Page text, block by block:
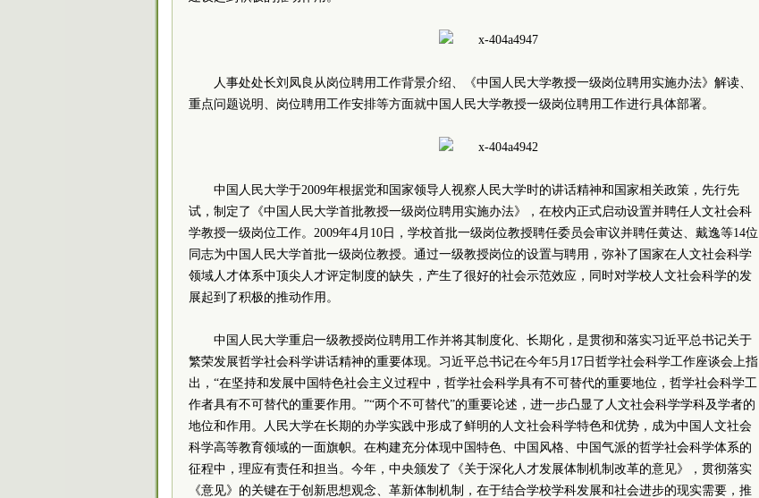
人事处处长刘凤良从岗位聘用工作背景介绍、《中国人民大学教授一级岗位聘用实施办法》解读、
重点问题说明、岗位聘用工作安排等方面就中国人民大学教授一级岗位聘用工作进行具体部署。
中国人民大学于2009年根据党和国家领导人视察人民大学时的讲话精神和国家相关政策，先行先
试，制定了《中国人民大学首批教授一级岗位聘用实施办法》，在校内正式启动设置并聘任人文社会科
学教授一级岗位工作。2009年4月10日，学校首批一级岗位教授聘任委员会审议并聘任黄达、戴逸等14位
同志为中国人民大学首批一级岗位教授。通过一级教授岗位的设置与聘用，弥补了国家在人文社会科学
领域人才体系中顶尖人才评定制度的缺失，产生了很好的社会示范效应，同时对学校人文社会科学的发
展起到了积极的推动作用。
中国人民大学重启一级教授岗位聘用工作并将其制度化、长期化，是贯彻和落实习近平总书记关于
繁荣发展哲学社会科学讲话精神的重要体现。习近平总书记在今年5月17日哲学社会科学工作座谈会上指
出，“在坚持和发展中国特色社会主义过程中，哲学社会科学具有不可替代的重要地位，哲学社会科学工
作者具有不可替代的重要作用。”“两个不可替代”的重要论述，进一步凸显了人文社会科学学科及学者的
地位和作用。人民大学在长期的办学实践中形成了鲜明的人文社会科学特色和优势，成为中国人文社会
科学高等教育领域的一面旗帜。在构建充分体现中国特色、中国风格、中国气派的哲学社会科学体系的
征程中，理应有责任和担当。今年，中央颁发了《关于深化人才发展体制机制改革的意见》，贯彻落实
《意见》的关键在于创新思想观念、革新体制机制，在于结合学校学科发展和社会进步的现实需要，推